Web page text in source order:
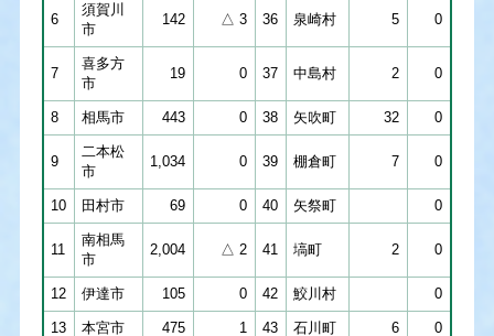
6
須賀川
市
142 △ 3 36 泉崎村 5 0
7
喜多方
市
19 0 37 中島村 2 0
8 相馬市 443 0 38 矢吹町 32 0
9
二本松
市
1,034 0 39 棚倉町 7 0
10 田村市 69 0 40 矢祭町 0
11
南相馬
市
2,004 △ 2 41 塙町 2 0
12 伊達市 105 0 42 鮫川村 0
13 本宮市 475 1 43 石川町 6 0